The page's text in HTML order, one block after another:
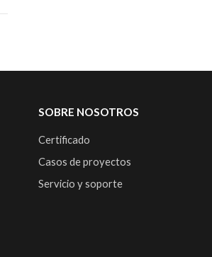
SOBRE NOSOTROS
Certificado
Casos de proyectos
Servicio y soporte